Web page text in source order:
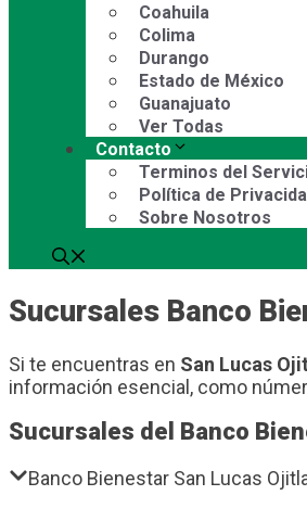
Coahuila
Colima
Durango
Estado de México
Guanajuato
Ver Todas
Contacto
Terminos del
Política de
Sobre Nosotros
Sucursales Banco
Si te encuentras en San Lucas
información esencial, como
Sucursales del Banco
Banco Bienestar San Lucas